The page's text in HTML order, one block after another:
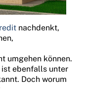
nachdenkt,
umgehen können.
ist ebenfalls unter
Doch worum